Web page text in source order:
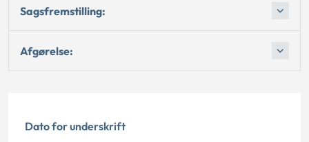
Sagsfremstilling:
Afgørelse:
Dato for underskrift